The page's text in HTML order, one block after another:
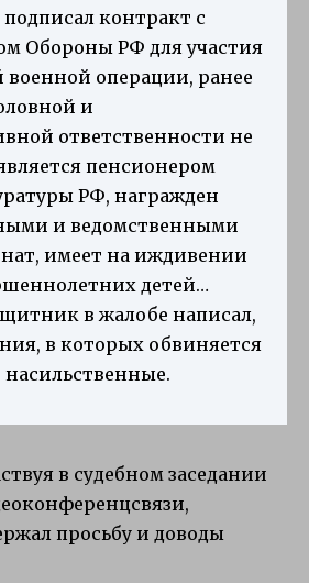
контракт с
Обороны РФ для участия
военной операции, ранее
и
ответственности не
пенсионером
РФ, награжден
и ведомственными
имеет на иждивении
детей…
в жалобе написал,
в которых обвиняется
насильственные.
в судебном заседании
просьбу и доводы